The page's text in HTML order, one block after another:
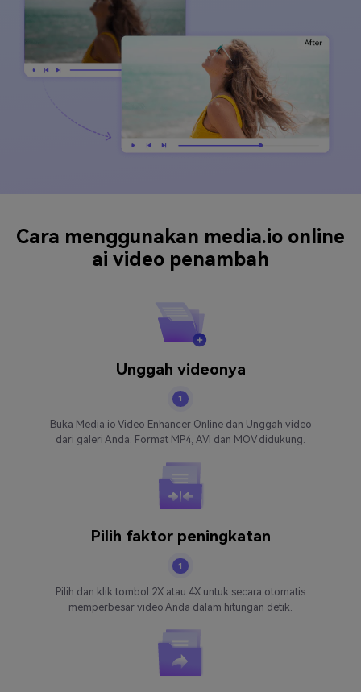
Cara menggunakan media.io online
ai video penambah
Unggah videonya
1
Buka Media.io Video Enhancer Online dan Unggah video
dari galeri Anda. Format MP4, AVI dan MOV didukung.
Pilih faktor peningkatan
1
Pilih dan klik tombol 2X atau 4X untuk secara otomatis
memperbesar video Anda dalam hitungan detik.